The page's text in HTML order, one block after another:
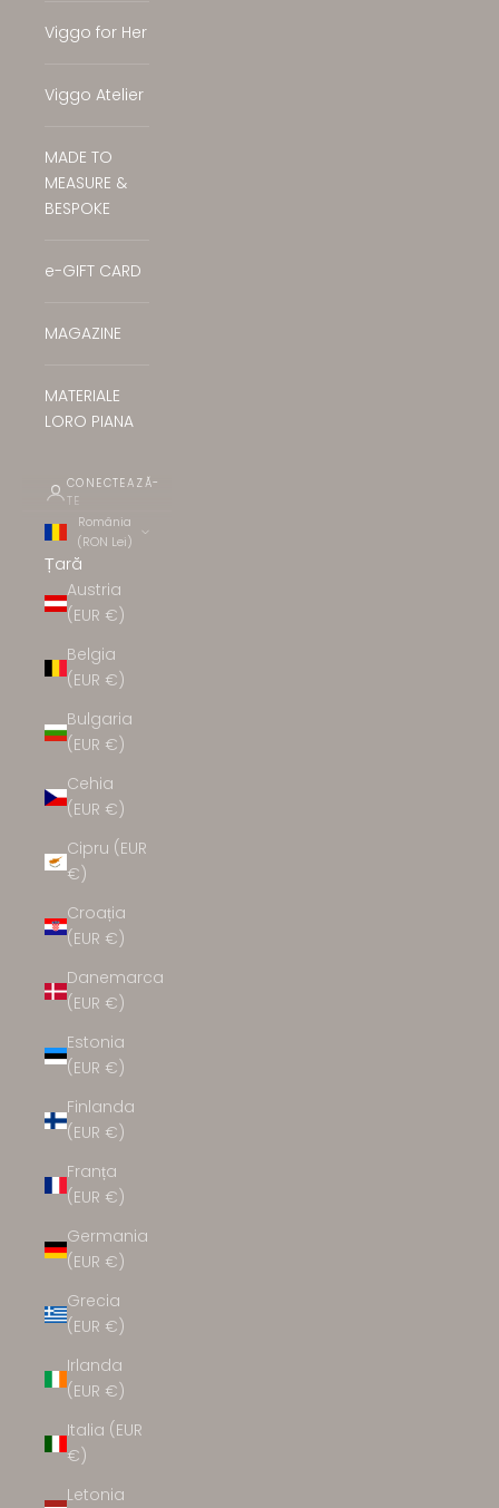
Viggo for Her
Viggo Atelier
MADE TO
MEASURE &
BESPOKE
e-GIFT CARD
MAGAZINE
MATERIALE
LORO PIANA
CONECTEAZĂ-
TE
România
(RON Lei)
Țară
Austria
(EUR €)
Belgia
(EUR €)
Bulgaria
(EUR €)
Cehia
(EUR €)
Cipru (EUR
€)
Croația
(EUR €)
Danemarca
(EUR €)
Estonia
(EUR €)
Finlanda
(EUR €)
Franța
(EUR €)
Germania
(EUR €)
Grecia
(EUR €)
Irlanda
(EUR €)
Italia (EUR
€)
Letonia